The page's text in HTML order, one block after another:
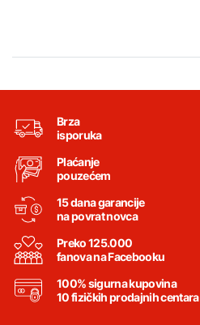
Brza
isporuka
Plaćanje
pouzećem
15 dana garancije
na povrat novca
Preko 125.000
fanova na Facebooku
100% sigurna kupovina
10 fizičkih prodajnih centara